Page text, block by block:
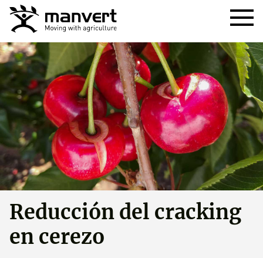
Reducción del cracking
en cerezo